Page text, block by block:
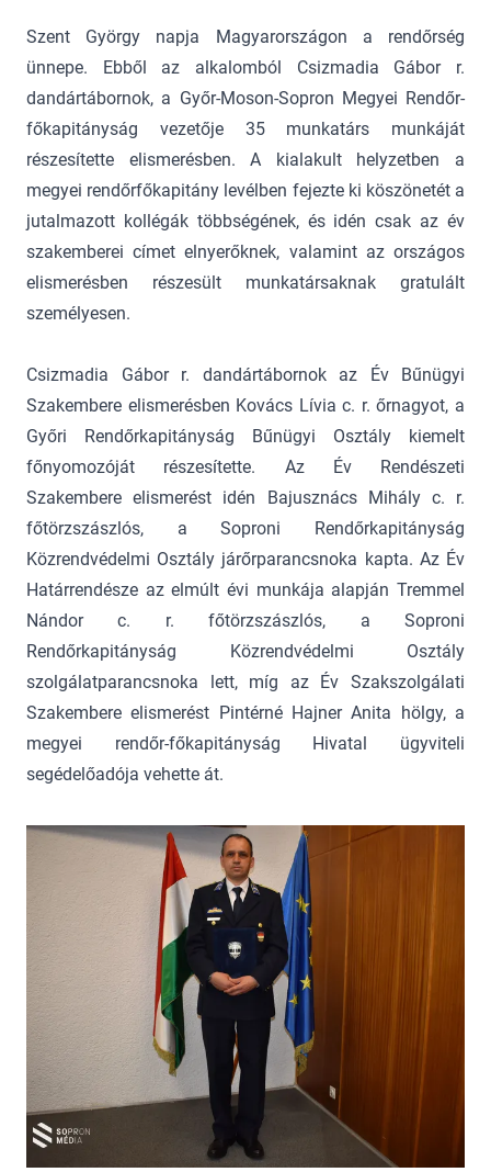
Szent György napja Magyarországon a rendőrség
ünnepe. Ebből az alkalomból Csizmadia Gábor r.
dandártábornok, a Győr-Moson-Sopron Megyei Rendőr-
főkapitányság vezetője 35 munkatárs munkáját
részesítette elismerésben. A kialakult helyzetben a
megyei rendőrfőkapitány levélben fejezte ki köszönetét a
jutalmazott kollégák többségének, és idén csak az év
szakemberei címet elnyerőknek, valamint az országos
elismerésben részesült munkatársaknak gratulált
személyesen.
Csizmadia Gábor r. dandártábornok az Év Bűnügyi
Szakembere elismerésben Kovács Lívia c. r. őrnagyot, a
Győri Rendőrkapitányság Bűnügyi Osztály kiemelt
főnyomozóját részesítette. Az Év Rendészeti
Szakembere elismerést idén Bajusznács Mihály c. r.
főtörzszászlós, a Soproni Rendőrkapitányság
Közrendvédelmi Osztály járőrparancsnoka kapta. Az Év
Határrendésze az elmúlt évi munkája alapján Tremmel
Nándor c. r. főtörzszászlós, a Soproni
Rendőrkapitányság Közrendvédelmi Osztály
szolgálatparancsnoka lett, míg az Év Szakszolgálati
Szakembere elismerést Pintérné Hajner Anita hölgy, a
megyei rendőr-főkapitányság Hivatal ügyviteli
segédelőadója vehette át.